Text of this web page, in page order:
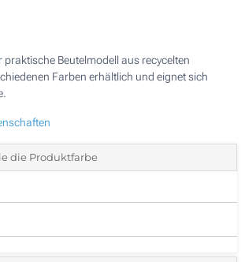
praktische Beutelmodell aus recycelten
Farben erhältlich und eignet sich
die Produktfarbe